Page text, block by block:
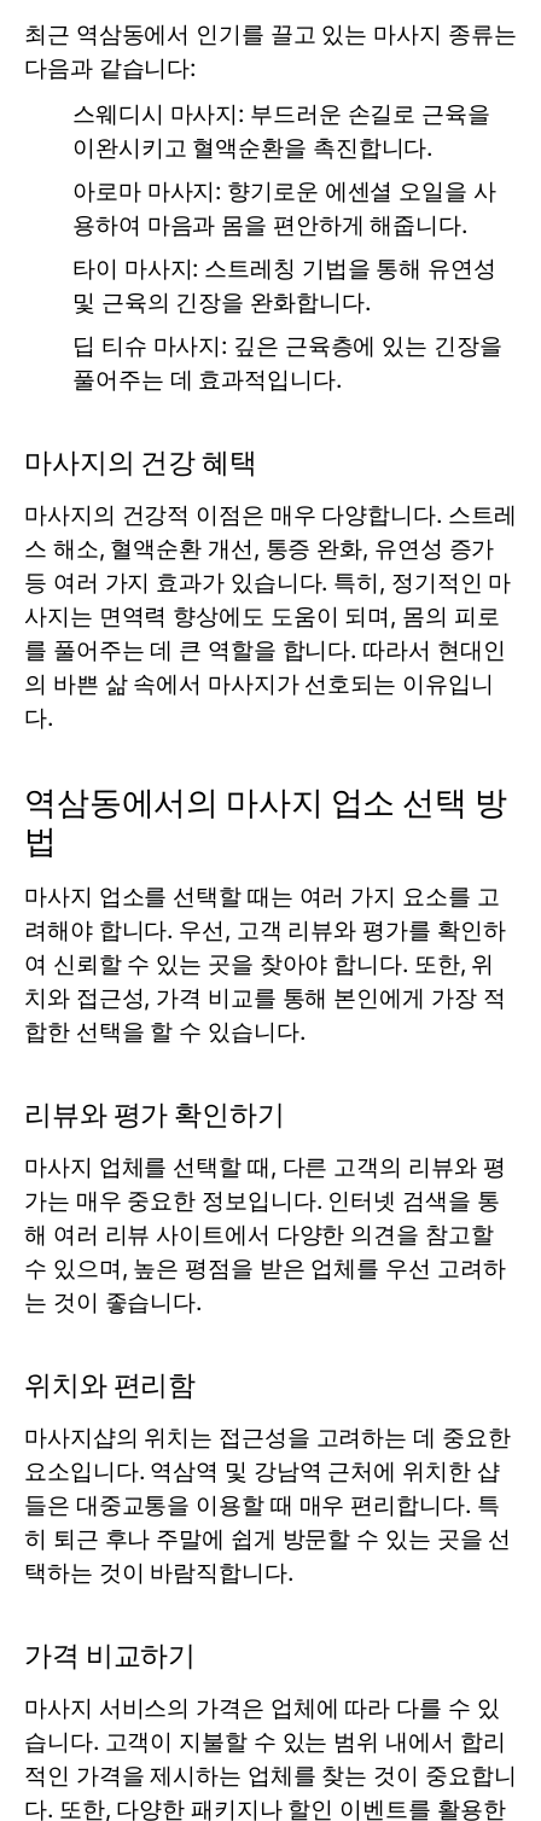
최근 역삼동에서 인기를 끌고 있는 마사지 종류는
다음과 같습니다:
스웨디시 마사지: 부드러운 손길로 근육을
이완시키고 혈액순환을 촉진합니다.
아로마 마사지: 향기로운 에센셜 오일을 사
용하여 마음과 몸을 편안하게 해줍니다.
타이 마사지: 스트레칭 기법을 통해 유연성
및 근육의 긴장을 완화합니다.
딥 티슈 마사지: 깊은 근육층에 있는 긴장을
풀어주는 데 효과적입니다.
마사지의 건강 혜택
마사지의 건강적 이점은 매우 다양합니다. 스트레
스 해소, 혈액순환 개선, 통증 완화, 유연성 증가
등 여러 가지 효과가 있습니다. 특히, 정기적인 마
사지는 면역력 향상에도 도움이 되며, 몸의 피로
를 풀어주는 데 큰 역할을 합니다. 따라서 현대인
의 바쁜 삶 속에서 마사지가 선호되는 이유입니
다.
역삼동에서의 마사지 업소 선택 방
법
마사지 업소를 선택할 때는 여러 가지 요소를 고
려해야 합니다. 우선, 고객 리뷰와 평가를 확인하
여 신뢰할 수 있는 곳을 찾아야 합니다. 또한, 위
치와 접근성, 가격 비교를 통해 본인에게 가장 적
합한 선택을 할 수 있습니다.
리뷰와 평가 확인하기
마사지 업체를 선택할 때, 다른 고객의 리뷰와 평
가는 매우 중요한 정보입니다. 인터넷 검색을 통
해 여러 리뷰 사이트에서 다양한 의견을 참고할
수 있으며, 높은 평점을 받은 업체를 우선 고려하
는 것이 좋습니다.
위치와 편리함
마사지샵의 위치는 접근성을 고려하는 데 중요한
요소입니다. 역삼역 및 강남역 근처에 위치한 샵
들은 대중교통을 이용할 때 매우 편리합니다. 특
히 퇴근 후나 주말에 쉽게 방문할 수 있는 곳을 선
택하는 것이 바람직합니다.
가격 비교하기
마사지 서비스의 가격은 업체에 따라 다를 수 있
습니다. 고객이 지불할 수 있는 범위 내에서 합리
적인 가격을 제시하는 업체를 찾는 것이 중요합니
다. 또한, 다양한 패키지나 할인 이벤트를 활용한